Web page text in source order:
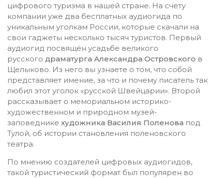
цифрового туризма в нашей стране. На счету
компании уже два бесплатных аудиогида по
уникальным уголкам России, которые скачали на
свои гаджеты несколько тысяч туристов. Первый
аудиогид посвящён усадьбе великого
русского драматурга Александра Островского в
Щелыково. Из него вы узнаете о том, что собой
представляет имение, за что и почему писатель так
любил этот уголок «русской Швейцарии». Второй
рассказывает о мемориальном историко-
художественном и природном музей-
заповеднике художника Василия Поленова под
Тулой, об истории становления поленовского
театра.
По мнению создателей цифровых аудиогидов,
такой туристический формат был популярен во